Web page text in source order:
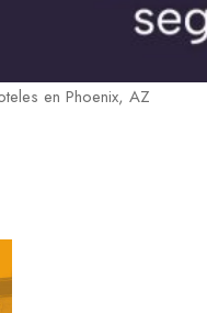
en Phoenix, AZ